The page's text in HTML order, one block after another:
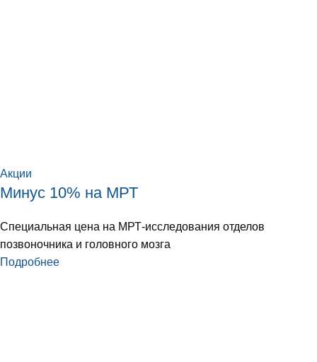
Акции
Минус 10% на МРТ
Специальная цена на МРТ-исследования отделов
позвоночника и головного мозга
Подробнее